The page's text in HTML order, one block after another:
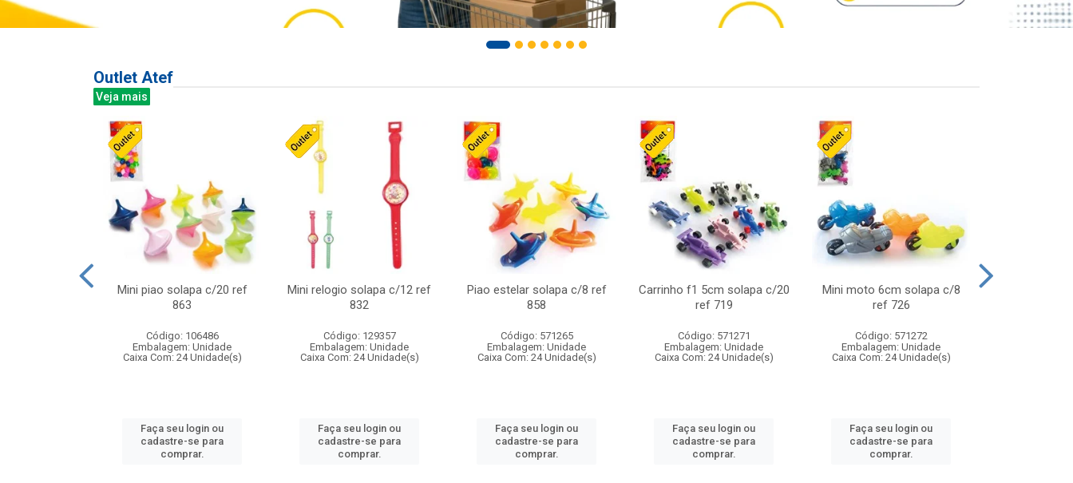
Outlet Atef
Veja mais
Mini piao solapa c/20 ref
863
Código: 106486
Embalagem: Unidade
Caixa Com: 24 Unidade(s)
Faça seu login ou
cadastre-se para
comprar.
Mini relogio solapa c/12 ref
832
Código: 129357
Embalagem: Unidade
Caixa Com: 24 Unidade(s)
Faça seu login ou
cadastre-se para
comprar.
Piao estelar solapa c/8 ref
858
Código: 571265
Embalagem: Unidade
Caixa Com: 24 Unidade(s)
Faça seu login ou
cadastre-se para
comprar.
Carrinho f1 5cm solapa c/20
ref 719
Código: 571271
Embalagem: Unidade
Caixa Com: 24 Unidade(s)
Faça seu login ou
cadastre-se para
comprar.
Mini moto 6cm solapa c/8
ref 726
Código: 571272
Embalagem: Unidade
Caixa Com: 24 Unidade(s)
Faça seu login ou
cadastre-se para
comprar.